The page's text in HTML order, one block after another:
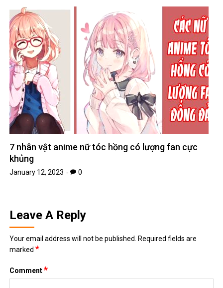
7 nhân vật anime nữ tóc hồng có lượng fan cực
khủng
January 12, 2023 0
Leave A Reply
Your email address will not be published.
Required fields are
marked*
Comment*